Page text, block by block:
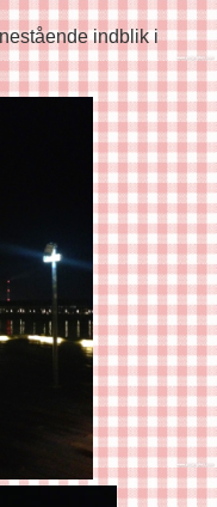
indblik i